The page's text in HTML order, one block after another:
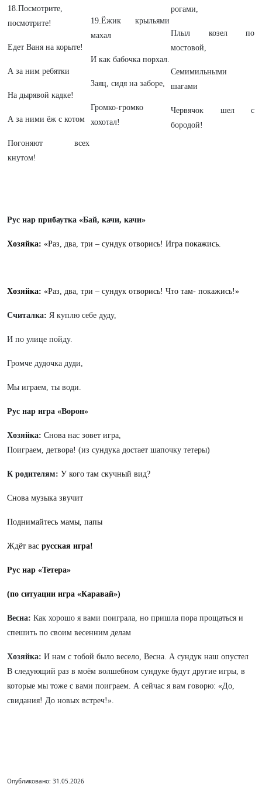
18.Посмотрите,
посмотрите!
Едет Ваня на корыте!
А за ним ребятки
На дырявой кадке!
А за ними ёж с котом
Погоняют всех
кнутом!
19.Ёжик крыльями
махал
И как бабочка порхал.
Заяц, сидя на заборе,
Громко-громко
хохотал!
рогами,
Плыл козел по
мостовой,
Семимильными
шагами
Червячок шел с
бородой!
Рус нар прибаутка «Бай, качи, качи»
Хозяйка: «Раз, два, три – сундук отворись! Игра покажись.
Хозяйка: «Раз, два, три – сундук отворись! Что там- покажись!»
Считалка: Я куплю себе дуду,
И по улице пойду.
Громче дудочка дуди,
Мы играем, ты води.
Рус нар игра «Ворон»
Хозяйка: Снова нас зовет игра,
Поиграем, детвора! (из сундука достает шапочку тетеры)
К родителям: У кого там скучный вид?
Снова музыка звучит
Поднимайтесь мамы, папы
Ждёт вас русская игра!
Рус нар «Тетера»
(по ситуации игра «Каравай»)
Весна: Как хорошо я вами поиграла, но пришла пора прощаться и
спешить по своим весенним делам
Хозяйка: И нам с тобой было весело, Весна. А сундук наш опустел
В следующий раз в моём волшебном сундуке будут другие игры, в
которые мы тоже с вами поиграем. А сейчас я вам говорю: «До,
свидания! До новых встреч!».
Опубликовано: 31.05.2026